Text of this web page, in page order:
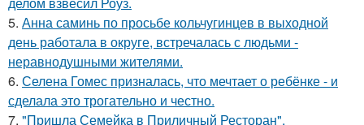
5. Анна саминь по просьбе кольчугинцев в выходной
день работала в округе, встречалась с людьми -
неравнодушными жителями.
6. Селена Гомес призналась, что мечтает о ребёнке - и
сделала это трогательно и честно.
7. "Пришла Семейка в Приличный Ресторан".